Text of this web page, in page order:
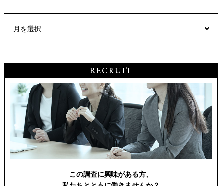
月を選択
RECRUIT
この調査に興味がある方、